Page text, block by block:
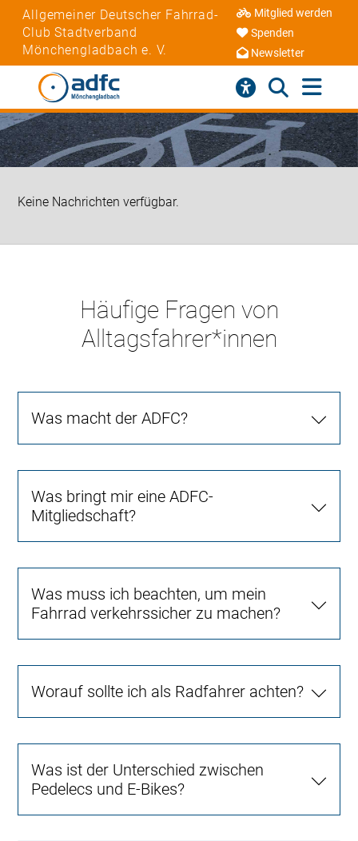
Allgemeiner Deutscher Fahrrad-
Club Stadtverband
Mönchengladbach e. V.
Mitglied werden
Spenden
Newsletter
Keine Nachrichten verfügbar.
Häufige Fragen von
Alltagsfahrer*innen
Was macht der ADFC?
Was bringt mir eine ADFC-
Mitgliedschaft?
Was muss ich beachten, um mein
Fahrrad verkehrssicher zu machen?
Worauf sollte ich als Radfahrer achten?
Was ist der Unterschied zwischen
Pedelecs und E-Bikes?